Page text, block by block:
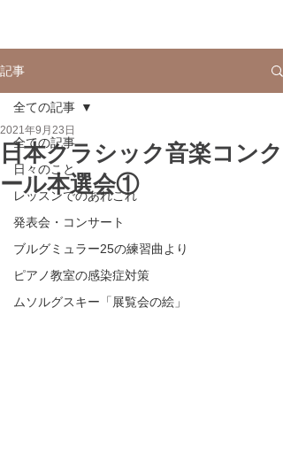
記事
全ての記事
日々のこと
レッスンでのあれこれ
発表会・コンサート
ブルグミュラー25の練習曲より
ピアノ教室の感染症対策
ムソルグスキー「展覧会の絵」
全ての記事
日本クラシック音楽コンク
ール本選会①
2021年9月23日